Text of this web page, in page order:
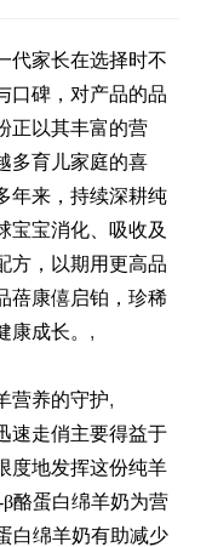
代家长在选择时不
口碑，对产品的品
正以其丰富的营
多育儿家庭的喜
年来，持续深耕纯
宝宝消化、吸收及
方，以期用更高品
蓓康僖启铂，珍稀
成长。 ,
营养的守护,
速走俏主要得益于
度地发挥这份纯羊
酪蛋白绵羊奶为营
白绵羊奶有助减少